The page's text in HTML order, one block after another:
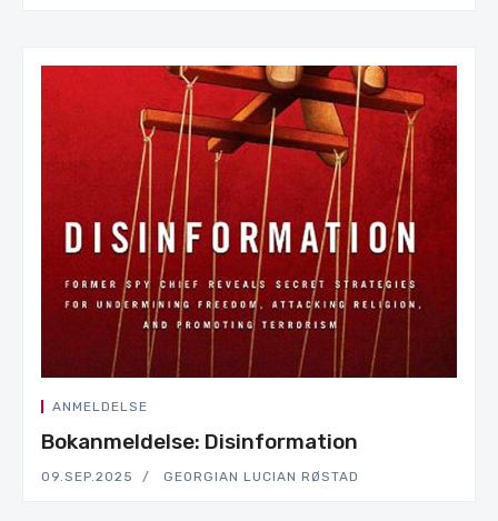
ANMELDELSE
Bokanmeldelse: Disinformation
09.SEP.2025 GEORGIAN LUCIAN RØSTAD